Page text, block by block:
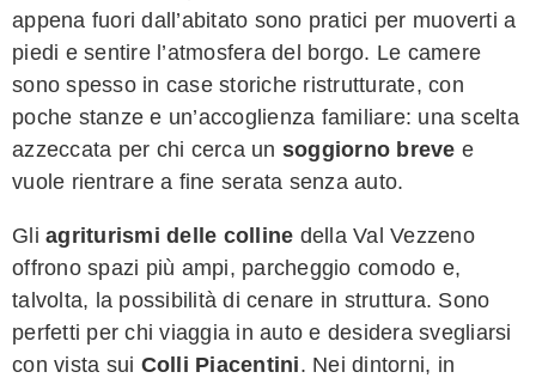
appena fuori dall’abitato sono pratici per muoverti a
piedi e sentire l’atmosfera del borgo. Le camere
sono spesso in case storiche ristrutturate, con
poche stanze e un’accoglienza familiare: una scelta
azzeccata per chi cerca un soggiorno breve e
vuole rientrare a fine serata senza auto.
Gli agriturismi delle colline della Val Vezzeno
offrono spazi più ampi, parcheggio comodo e,
talvolta, la possibilità di cenare in struttura. Sono
perfetti per chi viaggia in auto e desidera svegliarsi
con vista sui Colli Piacentini. Nei dintorni, in